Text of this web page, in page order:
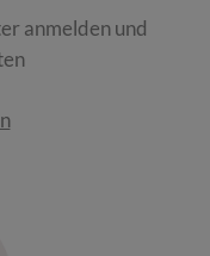
anmelden und